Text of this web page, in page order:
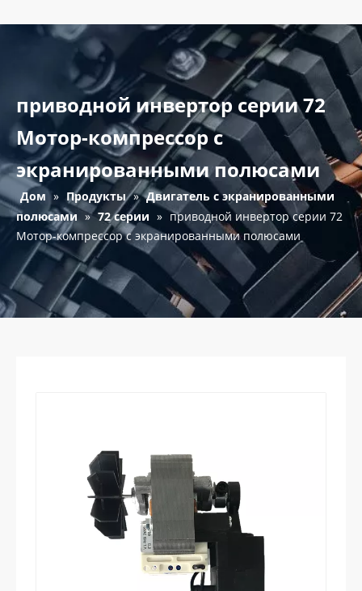
приводной инвертор серии 72
Мотор-компрессор с
экранированными полюсами
Дом » Продукты » Двигатель с экранированными
полюсами » 72 серии » приводной инвертор серии 72
Мотор-компрессор с экранированными полюсами